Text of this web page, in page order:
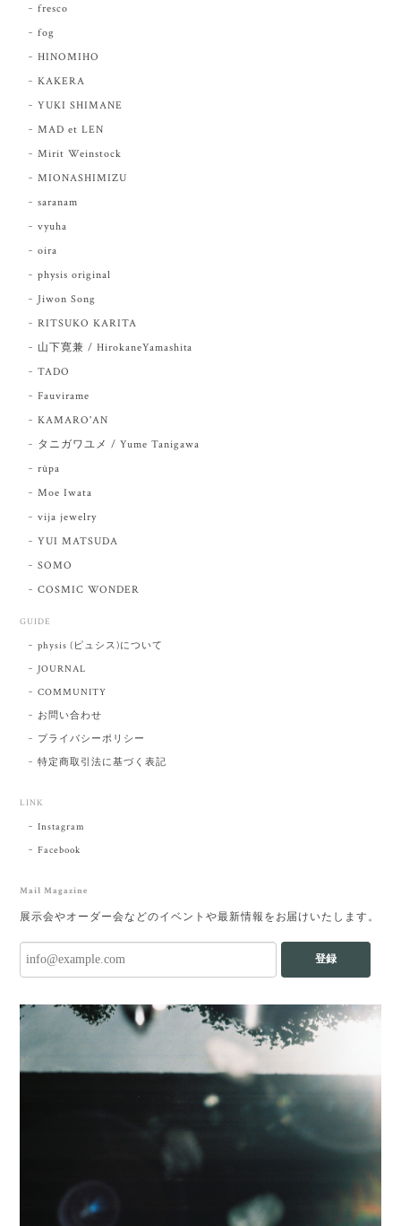
fresco
fog
HINOMIHO
KAKERA
YUKI SHIMANE
MAD et LEN
Mirit Weinstock
MIONASHIMIZU
saranam
vyuha
oira
physis original
Jiwon Song
RITSUKO KARITA
山下寛兼 / HirokaneYamashita
TADO
Fauvirame
KAMARO'AN
タニガワユメ / Yume Tanigawa
rūpa
Moe Iwata
vija jewelry
YUI MATSUDA
SOMO
COSMIC WONDER
GUIDE
physis (ピュシス)について
JOURNAL
COMMUNITY
お問い合わせ
プライバシーポリシー
特定商取引法に基づく表記
LINK
Instagram
Facebook
Mail Magazine
展示会やオーダー会などのイベントや最新情報をお届けいたします。
登録